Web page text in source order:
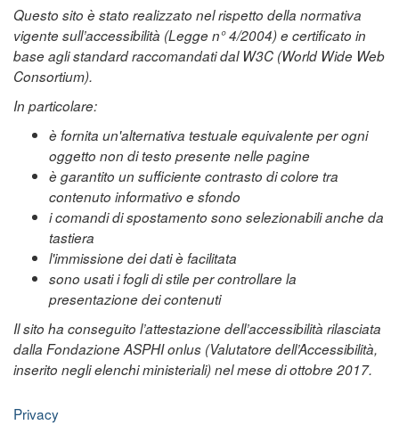
Questo sito è stato realizzato nel rispetto della normativa
vigente sull’accessibilità (Legge n° 4/2004) e certificato in
base agli standard raccomandati dal W3C (World Wide Web
Consortium).
In particolare:
è fornita un'alternativa testuale equivalente per ogni
oggetto non di testo presente nelle pagine
è garantito un sufficiente contrasto di colore tra
contenuto informativo e sfondo
i comandi di spostamento sono selezionabili anche da
tastiera
l'immissione dei dati è facilitata
sono usati i fogli di stile per controllare la
presentazione dei contenuti
Il sito ha conseguito l’attestazione dell’accessibilità rilasciata
dalla Fondazione ASPHI onlus (Valutatore dell’Accessibilità,
inserito negli elenchi ministeriali) nel mese di ottobre 2017.
Privacy